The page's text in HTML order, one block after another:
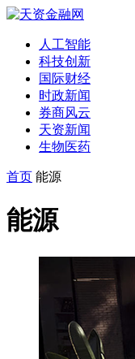
人工智能
科技创新
国际财经
时政新闻
券商风云
天资新闻
生物医药
首页 能源
能源